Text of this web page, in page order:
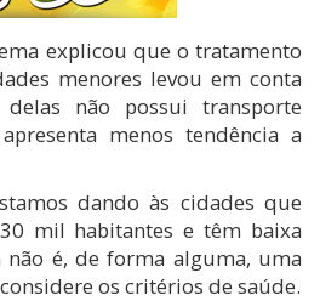
explicou que o tratamento
menores levou em conta
não possui transporte
menos tendência a
dando às cidades que
mil habitantes e têm baixa
não é, de forma alguma, uma
os critérios de saúde.